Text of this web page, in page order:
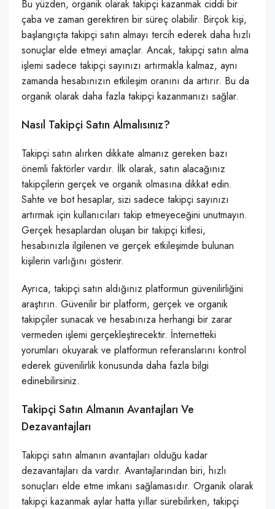
Bu yüzden, organik olarak takipçi kazanmak ciddi bir
çaba ve zaman gerektiren bir süreç olabilir. Birçok kişi,
başlangıçta takipçi satın almayı tercih ederek daha hızlı
sonuçlar elde etmeyi amaçlar. Ancak, takipçi satın alma
işlemi sadece takipçi sayınızı artırmakla kalmaz, aynı
zamanda hesabınızın etkileşim oranını da artırır. Bu da
organik olarak daha fazla takipçi kazanmanızı sağlar.
Nasıl Takipçi Satın Almalısınız?
Takipçi satın alırken dikkate almanız gereken bazı
önemli faktörler vardır. İlk olarak, satın alacağınız
takipçilerin gerçek ve organik olmasına dikkat edin.
Sahte ve bot hesaplar, sizi sadece takipçi sayınızı
artırmak için kullanıcıları takip etmeyeceğini unutmayın.
Gerçek hesaplardan oluşan bir takipçi kitlesi,
hesabınızla ilgilenen ve gerçek etkileşimde bulunan
kişilerin varlığını gösterir.
Ayrıca, takipçi satın aldığınız platformun güvenilirliğini
araştırın. Güvenilir bir platform, gerçek ve organik
takipçiler sunacak ve hesabınıza herhangi bir zarar
vermeden işlemi gerçekleştirecektir. İnternetteki
yorumları okuyarak ve platformun referanslarını kontrol
ederek güvenilirlik konusunda daha fazla bilgi
edinebilirsiniz.
Takipçi Satın Almanın Avantajları Ve
Dezavantajları
Takipçi satın almanın avantajları olduğu kadar
dezavantajları da vardır. Avantajlarından biri, hızlı
sonuçları elde etme imkanı sağlamasıdır. Organik olarak
takipçi kazanmak aylar hatta yıllar sürebilirken, takipçi